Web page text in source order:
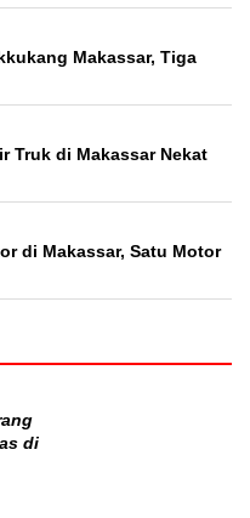
Makassar, Tiga
Truk di Makassar Nekat
di Makassar, Satu Motor
di